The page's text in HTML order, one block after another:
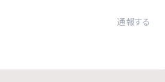
通報する